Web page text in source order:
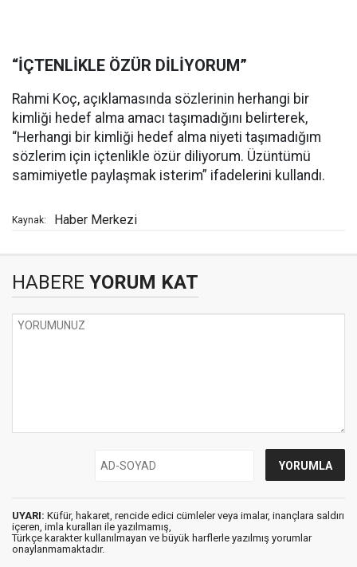
“İÇTENLİKLE ÖZÜR DİLİYORUM”
Rahmi Koç, açıklamasında sözlerinin herhangi bir
kimliği hedef alma amacı taşımadığını belirterek,
“Herhangi bir kimliği hedef alma niyeti taşımadığım
sözlerim için içtenlikle özür diliyorum. Üzüntümü
samimiyetle paylaşmak isterim” ifadelerini kullandı.
Kaynak: Haber Merkezi
HABERE YORUM KAT
UYARI: Küfür, hakaret, rencide edici cümleler veya imalar, inançlara saldırı
içeren, imla kuralları ile yazılmamış,
Türkçe karakter kullanılmayan ve büyük harflerle yazılmış yorumlar
onaylanmamaktadır.